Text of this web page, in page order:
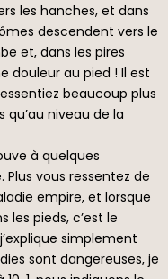
les hanches, et dans
descendent vers le
et, dans les pires
douleur au pied ! Il est
beaucoup plus
niveau de la
à quelques
vous ressentez de
empire, et lorsque
les pieds, c’est le
simplement
sont dangereuses, je